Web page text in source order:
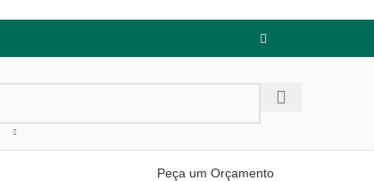
Peça um Orçamento